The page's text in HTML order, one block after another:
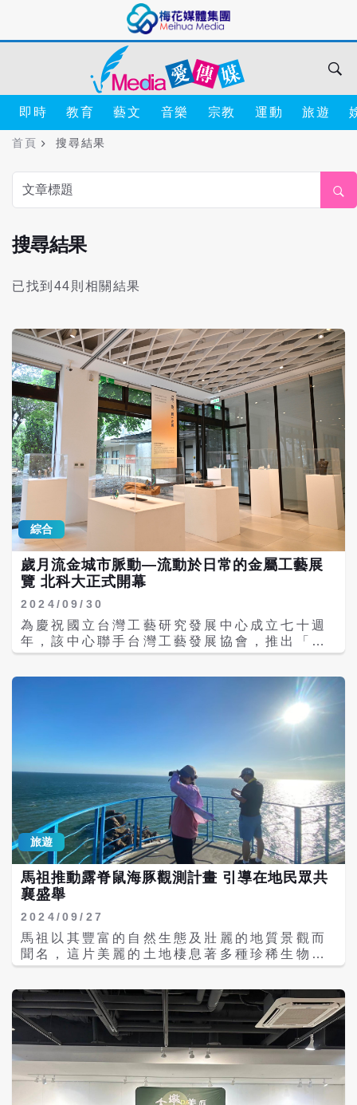
即時 教育 藝文 音樂 宗教 運動 旅遊
首頁 搜尋結果
搜尋結果
已找到44則相關結果
綜合
歲月流金城市脈動—流動於日常的金屬工藝展
覽 北科大正式開幕
2024/09/30
為慶祝國立台灣工藝研究發展中心成立七十週
年，該中心聯手台灣工藝發展協會，推出「歲
月流金．城市脈動流動於日常的金屬工藝」展
文中心展出。此次展覽目的在引領觀眾深入探
索城市中那些看似平常但卻不凡的金屬工藝，
並體會工藝中「用」與「美」的巧妙結合。 國
立台灣工藝研究發展中心的前身由被譽為「台
灣工藝之父」的顏水龍於1954年創辦的南投縣
工藝研究班發展而來。顏水龍一生致力於推廣
生活工藝，主張「工藝不只是生產傳統的樣式
與製品，而是要徹底考慮現代人的生活方式，
生產生活的工藝品。」這一理念至今仍深深影
響著當代的工藝發展。 此次展覽的六大展區涵
蓋了金屬工藝的多樣性與深度。從「金工印
象」展區中展示的台灣街道上常見的鐵窗花開
始，展現了城市日常中的工藝之美。隨後，
「用之美」展區進一步探討了工藝精神和功能
美之間的關係。「花與器的日常」展區則展出
工藝中心鶯歌分館金工人才培訓課程的成果，
讓觀眾感受金屬與花藝的融合。 另外，展覽也
特別設置了「形、色、質之美」展區，展示金
結合了傳統材料技術與當代科技的創新應用。
觀眾在此可見到金屬工藝在現代設計中的創新
思維與突破。 更具互動性的「來支夏日花神
籤」AR展區，透過掃描QR碼，觀眾可以輕鬆
拍攝展品並獲得幸運花神籤，增添了展覽的趣
味性和參與感。這樣的設計不僅使民眾更深入
了解金屬工藝的多樣性，也提升了展覽的互動
旅遊
馬祖推動露脊鼠海豚觀測計畫 引導在地民眾共
襄盛舉
2024/09/27
馬祖以其豐富的自然生態及壯麗的地質景觀而
聞名，這片美麗的土地棲息著多種珍稀生物，
其中最為人所知的便是露脊鼠海豚。為了提升
處在海洋保護署的指導下，委託專業研究團隊
展開鯨豚陸地觀測計畫，並持續監測當地環境
與鯨豚的生存狀況。 自今年3月起，研究團隊
開始招募熱愛鯨豚生態的馬祖在地居民及工作
者，組成陸地觀測團隊，共同進行露脊鼠海豚
的觀測活動。這些志願者的加入不僅豐富了研
究資料的多樣性，也加深了社區對露脊鼠海豚